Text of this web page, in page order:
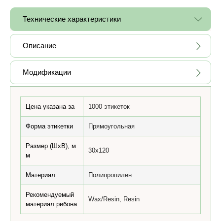
Технические характеристики
Описание
Модификации
Цена указана за 1000 этикеток
Форма этикетки Прямоугольная
Размер (ШхВ), м
м
30х120
Материал Полипропилен
Рекомендуемый
материал рибона
Wax/Resin, Resin